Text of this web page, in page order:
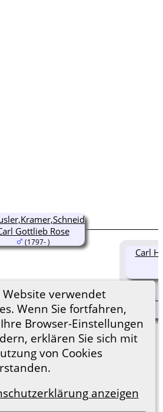
Website verwendet
Wenn Sie fortfahren,
Browser-Einstellungen
erklären Sie sich mit
von Cookies
anzeigen
Gottlieb Rose
(1797- )
Carl
Agnes
von Darrin Lythgoe © 2001-2026.